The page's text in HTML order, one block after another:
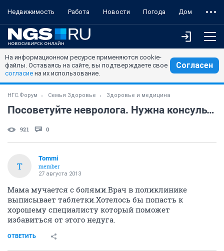
Недвижимость Работа Новости Погода Дом
На информационном ресурсе применяются cookie-
файлы. Оставаясь на сайте, вы подтверждаете свое
согласие на их использование.
Согласен
НГС.Форум Семья Здоровье Здоровье и медицина
Посоветуйте невролога. Нужна консультаци-воспаление тройничного нерва.
921 0
T
Tommi
member
27 августа 2013
Мама мучается с болями.Врач в поликлинике
выписывает таблетки.Хотелось бы попасть к
хорошему специалисту который поможет
избавиться от этого недуга.
ОТВЕТИТЬ